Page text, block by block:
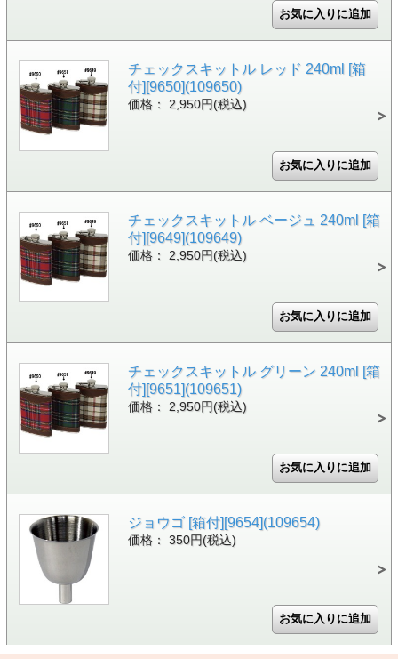
チェックスキットル レッド 240ml [箱
付][9650](109650)
価格： 2,950円(税込)
チェックスキットル ベージュ 240ml [箱
付][9649](109649)
価格： 2,950円(税込)
チェックスキットル グリーン 240ml [箱
付][9651](109651)
価格： 2,950円(税込)
ジョウゴ [箱付][9654](109654)
価格： 350円(税込)